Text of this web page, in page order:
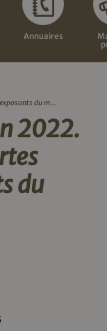
Annuaires
du m...
2022.
du